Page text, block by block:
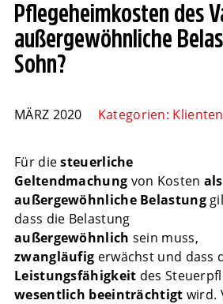
Pflegeheimkosten des
außergewöhnliche
Sohn?
MÄRZ 2020 Kategorien:
Für diesteuerliche
Geltendmachung von Kosten als
außergewöhnliche Belastung
dass die Belastung
außergewöhnlich sein muss,
zwangläufig erwächst und dass
Leistungsfähigkeit des
wesentlich beeinträchtigt wird.